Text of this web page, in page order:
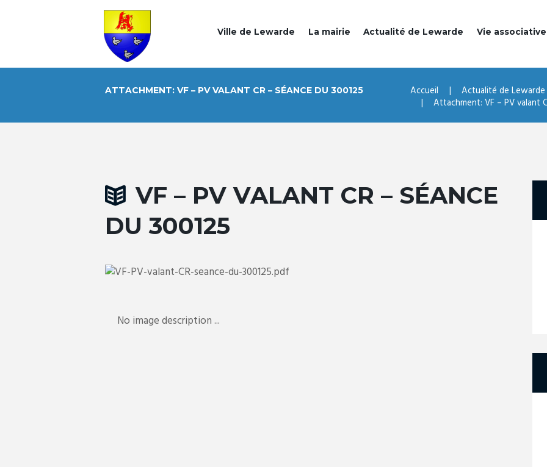
Ville de Lewarde La mairie Actualité de Lewarde Vie associative
ATTACHMENT: VF – PV VALANT CR – SÉANCE DU 300125 Accueil Actualité de Lewarde
Attachment: VF – PV valant
VF – PV VALANT CR – SÉANCE
DU 300125
No image description ...